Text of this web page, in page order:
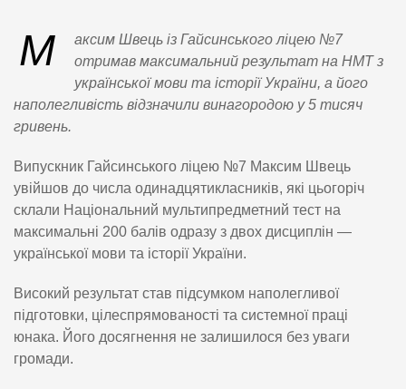
М
аксим Швець із Гайсинського ліцею №7
отримав максимальний результат на НМТ з
української мови та історії України, а його
наполегливість відзначили винагородою у 5 тисяч
гривень.
Випускник Гайсинського ліцею №7 Максим Швець
увійшов до числа одинадцятикласників, які цьогоріч
склали Національний мультипредметний тест на
максимальні 200 балів одразу з двох дисциплін —
української мови та історії України.
Високий результат став підсумком наполегливої
підготовки, цілеспрямованості та системної праці
юнака. Його досягнення не залишилося без уваги
громади.